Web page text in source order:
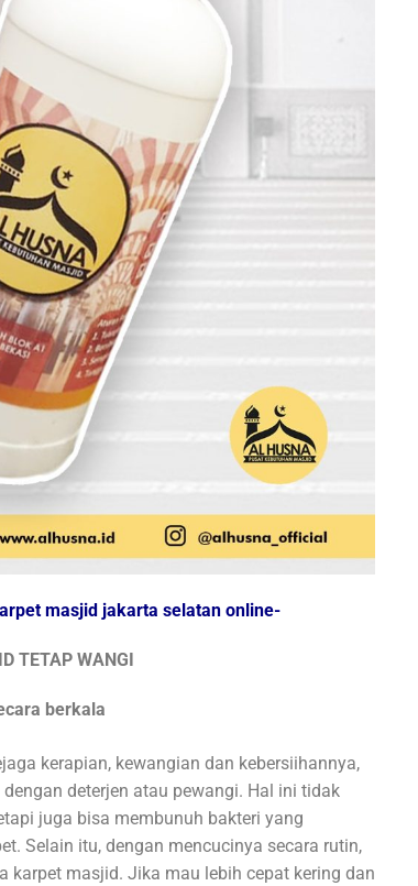
masjid jakarta selatan online-
TETAP WANGI
berkala
kerapian, kewangian dan kebersiihannya,
deterjen atau pewangi. Hal ini tidak
juga bisa membunuh bakteri yang
Selain itu, dengan mencucinya secara rutin,
karpet masjid. Jika mau lebih cepat kering dan